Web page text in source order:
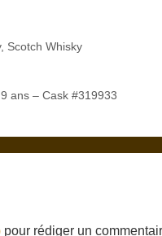
, Scotch Whisky
ans – Cask #319933
pour rédiger un